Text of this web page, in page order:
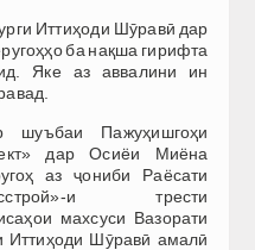
Иттиҳоди Шӯравӣ дар
ба нақша гирифта
Яке аз аввалини ин
Пажуҳишгоҳи
дар Осиёи Миёна
аз ҷониби Раёсати
и трести
махсуси Вазорати
Иттиҳоди Шӯравӣ амалӣ